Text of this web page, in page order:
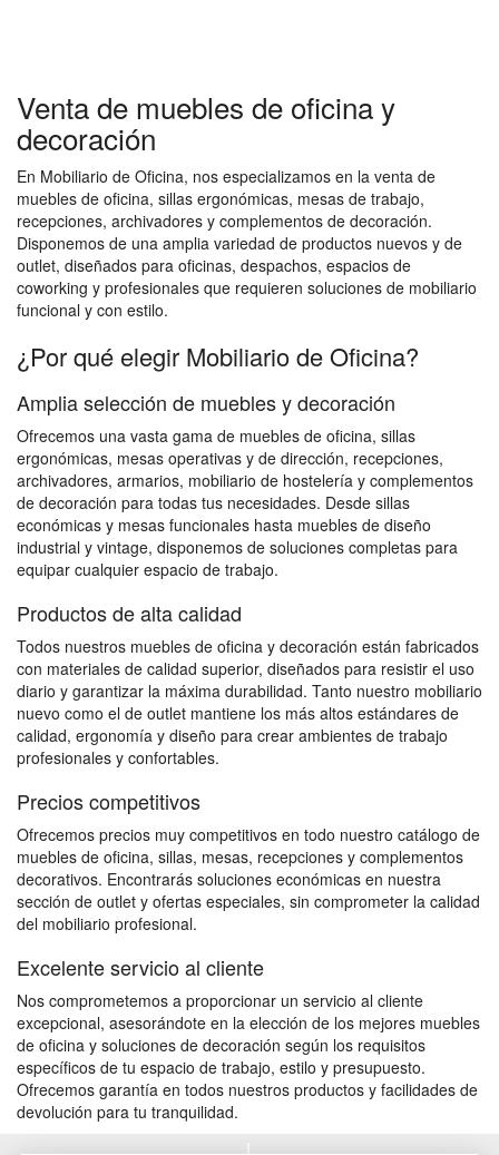
Venta de muebles de oficina y
decoración
En Mobiliario de Oficina, nos especializamos en la venta de
muebles de oficina, sillas ergonómicas, mesas de trabajo,
recepciones, archivadores y complementos de decoración.
Disponemos de una amplia variedad de productos nuevos y de
outlet, diseñados para oficinas, despachos, espacios de
coworking y profesionales que requieren soluciones de mobiliario
funcional y con estilo.
¿Por qué elegir Mobiliario de Oficina?
Amplia selección de muebles y decoración
Ofrecemos una vasta gama de muebles de oficina, sillas
ergonómicas, mesas operativas y de dirección, recepciones,
archivadores, armarios, mobiliario de hostelería y complementos
de decoración para todas tus necesidades. Desde sillas
económicas y mesas funcionales hasta muebles de diseño
industrial y vintage, disponemos de soluciones completas para
equipar cualquier espacio de trabajo.
Productos de alta calidad
Todos nuestros muebles de oficina y decoración están fabricados
con materiales de calidad superior, diseñados para resistir el uso
diario y garantizar la máxima durabilidad. Tanto nuestro mobiliario
nuevo como el de outlet mantiene los más altos estándares de
calidad, ergonomía y diseño para crear ambientes de trabajo
profesionales y confortables.
Precios competitivos
Ofrecemos precios muy competitivos en todo nuestro catálogo de
muebles de oficina, sillas, mesas, recepciones y complementos
decorativos. Encontrarás soluciones económicas en nuestra
sección de outlet y ofertas especiales, sin comprometer la calidad
del mobiliario profesional.
Excelente servicio al cliente
Nos comprometemos a proporcionar un servicio al cliente
excepcional, asesorándote en la elección de los mejores muebles
de oficina y soluciones de decoración según los requisitos
específicos de tu espacio de trabajo, estilo y presupuesto.
Ofrecemos garantía en todos nuestros productos y facilidades de
devolución para tu tranquilidad.